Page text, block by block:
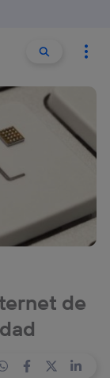
Buscar
de